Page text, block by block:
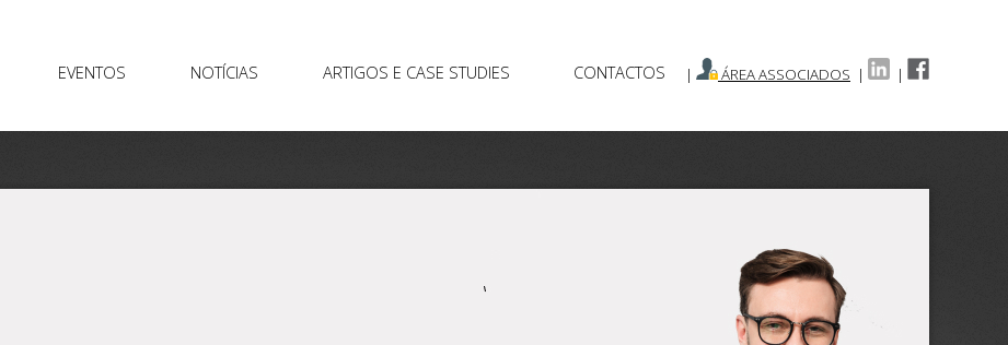
EVENTOS NOTÍCIAS ARTIGOS E CASE STUDIES CONTACTOS | ÁREA ASSOCIADOS | |